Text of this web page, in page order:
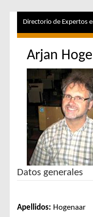
Directorio de Expertos
Arjan
Datos generales
Apellidos: Hogenaar